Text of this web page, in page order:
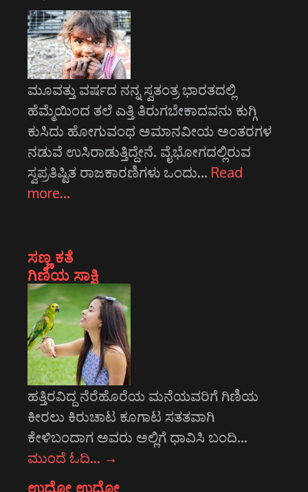
ಮೂವತ್ತು ವರ್ಷದ ನನ್ನ ಸ್ವತಂತ್ರ ಭಾರತದಲ್ಲಿ
ಹೆಮ್ಮೆಯಿಂದ ತಲೆ ಎತ್ತಿ ತಿರುಗಬೇಕಾದವನು ಕುಗ್ಗಿ
ಕುಸಿದು ಹೋಗುವಂಥ ಅಮಾನವೀಯ ಅಂತರಗಳ
ನಡುವೆ ಉಸಿರಾಡುತ್ತಿದ್ದೇನೆ. ವೈಭೋಗದಲ್ಲಿರುವ
ಸ್ವಪ್ರತಿಷ್ಟಿತ ರಾಜಕಾರಣಿಗಳು ಒಂದು… Read
more…
ಸಣ್ಣ ಕತೆ
ಗಿಣಿಯ ಸಾಕ್ಷಿ
ಹತ್ತಿರವಿದ್ದ ನೆರೆಹೊರೆಯ ಮನೆಯವರಿಗೆ ಗಿಣಿಯ
ಕೀರಲು ಕಿರುಚಾಟ ಕೂಗಾಟ ಸತತವಾಗಿ
ಕೇಳಿಬಂದಾಗ ಅವರು ಅಲ್ಲಿಗೆ ಧಾವಿಸಿ ಬಂದಿ…
ಮುಂದೆ ಓದಿ… →
ಉಧೋ ಉಧೋ